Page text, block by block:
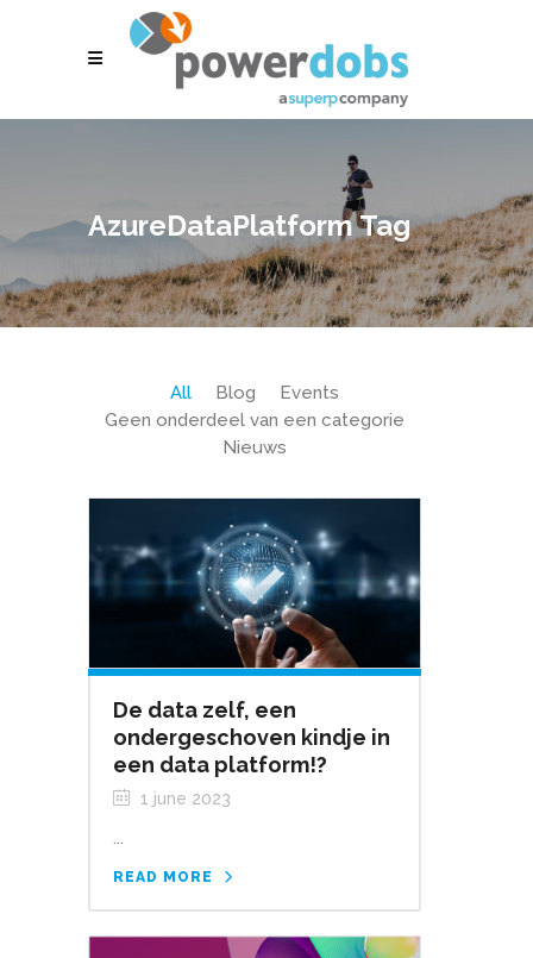
AzureDataPlatform Tag
All Blog
Events
Geen onderdeel van een categorie
Nieuws
De data zelf, een
ondergeschoven kindje in
een data platform!?
1 june 2023
...
READ MORE